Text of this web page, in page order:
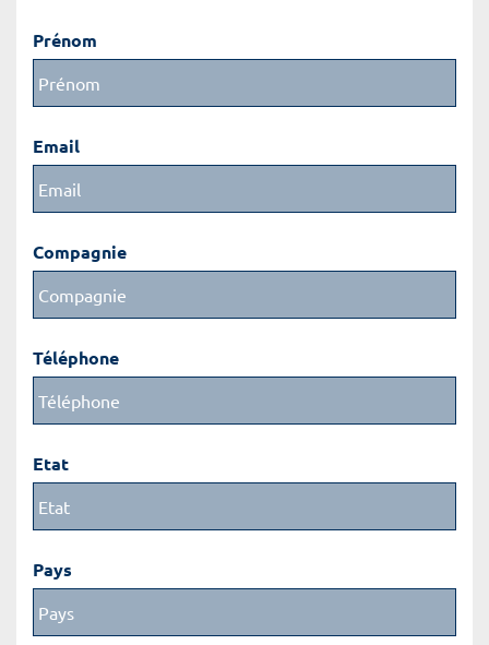
Prénom
Email
Compagnie
Téléphone
Etat
Pays